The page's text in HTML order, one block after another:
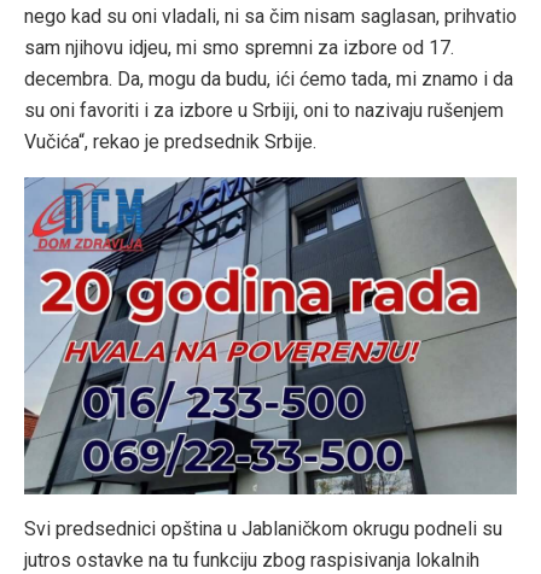
nego kad su oni vladali, ni sa čim nisam saglasan, prihvatio
sam njihovu idjeu, mi smo spremni za izbore od 17.
decembra. Da, mogu da budu, ići ćemo tada, mi znamo i da
su oni favoriti i za izbore u Srbiji, oni to nazivaju rušenjem
Vučića“, rekao je predsednik Srbije.
Svi predsednici opština u Jablaničkom okrugu podneli su
jutros ostavke na tu funkciju zbog raspisivanja lokalnih